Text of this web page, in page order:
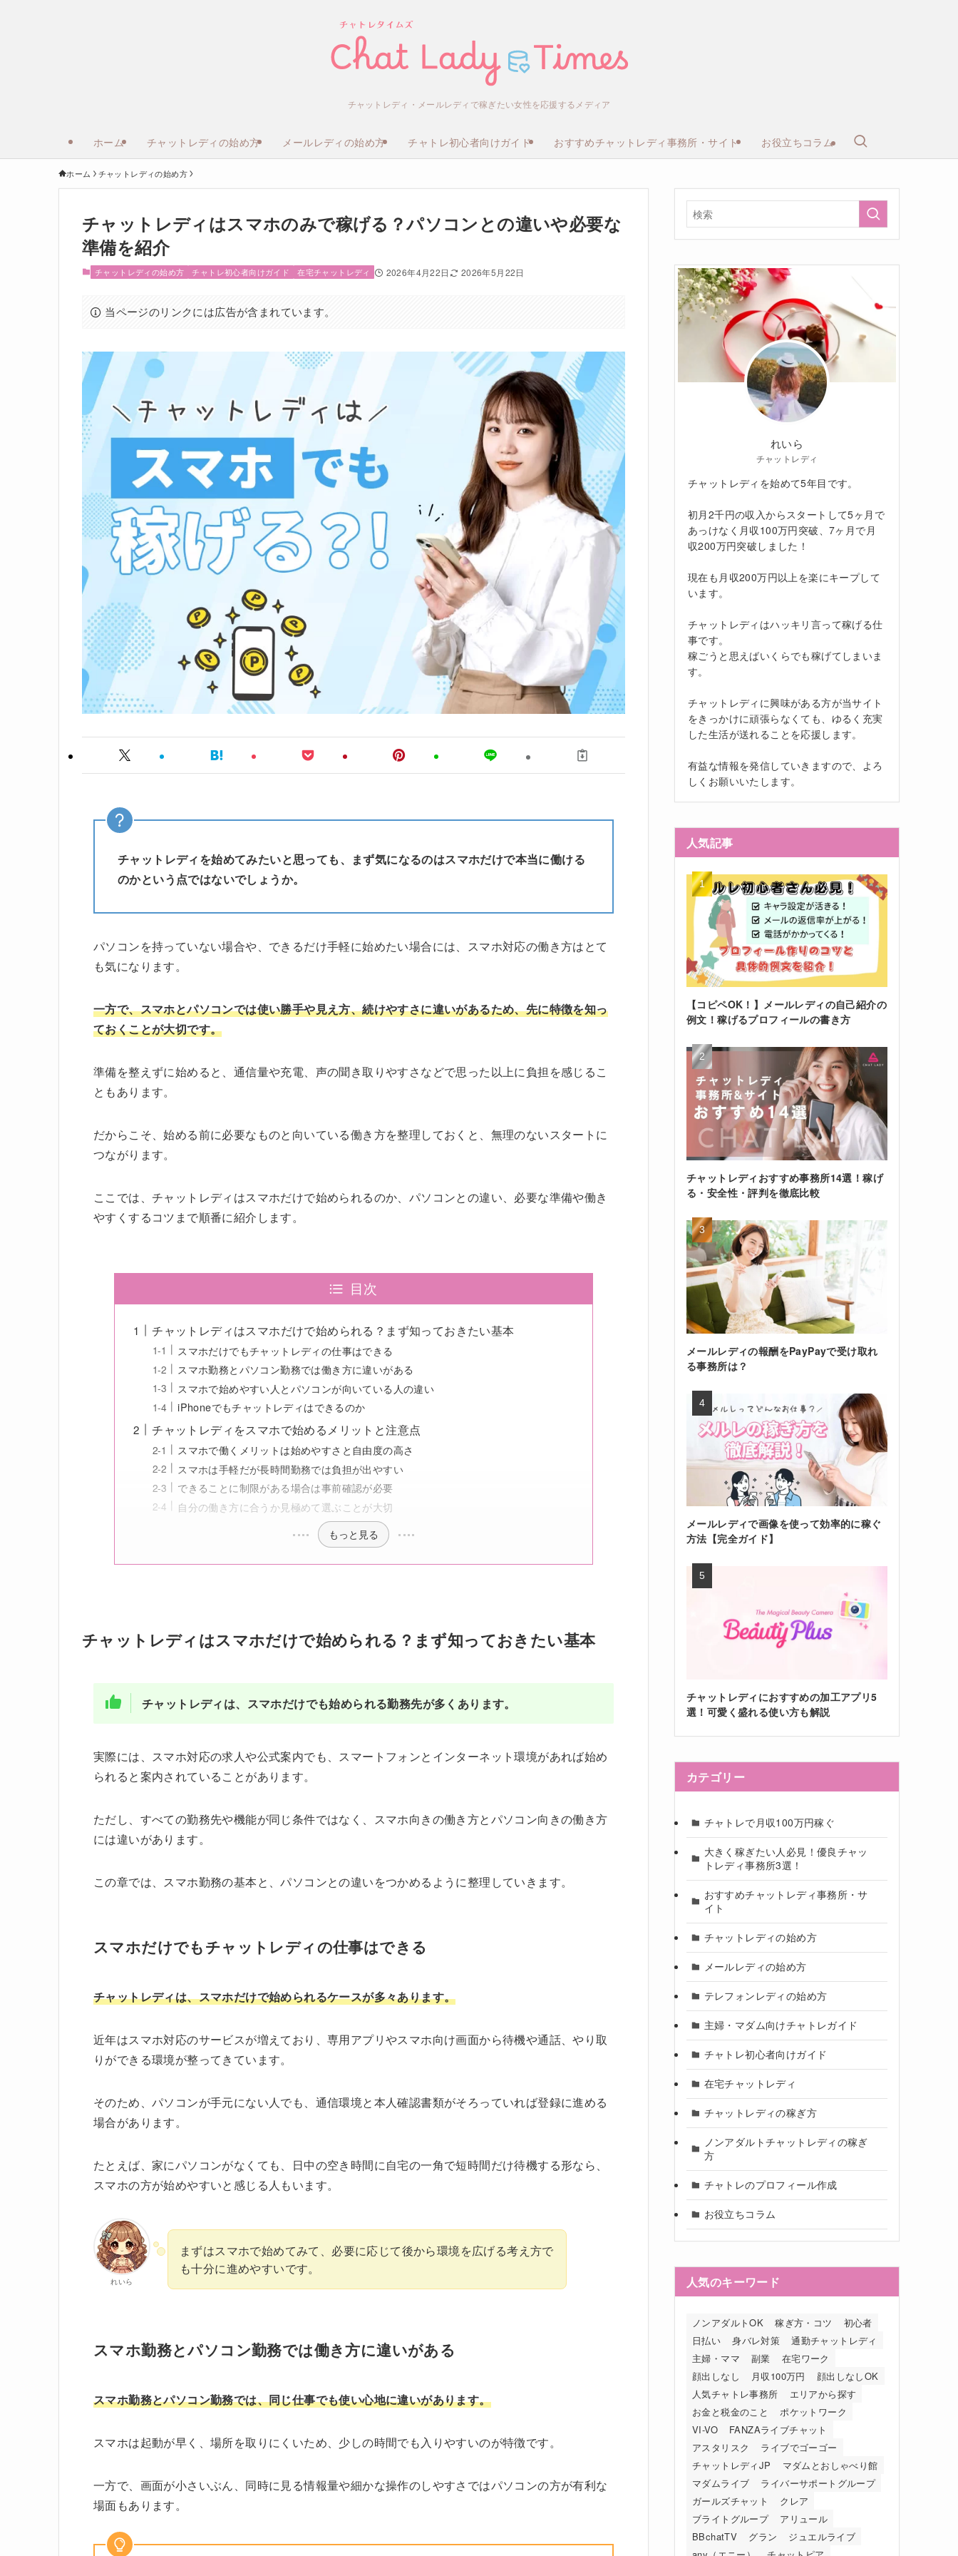
チャットレディ・メールレディで稼ぎたい女性を応援するメディア
ホーム チャットレディの始め方 メールレディの始め方 チャトレ初心者向けガイド おすすめチャットレディ事務所・サイト お役立ちコラム
ホーム チャットレディの始め方
チャットレディはスマホのみで稼げる？パソコンとの違いや必要な
準備を紹介
チャットレディの始め方 チャトレ初心者向けガイド 在宅チャットレディ 2026年4月22日 2026年5月22日
当ページのリンクには広告が含まれています。
チャットレディを始めてみたいと思っても、まず気になるのはスマホだけで本当に働ける
のかという点ではないでしょうか。
パソコンを持っていない場合や、できるだけ手軽に始めたい場合には、スマホ対応の働き方はとて
も気になります。
一方で、スマホとパソコンでは使い勝手や見え方、続けやすさに違いがあるため、先に特徴を知っ
ておくことが大切です。
準備を整えずに始めると、通信量や充電、声の聞き取りやすさなどで思った以上に負担を感じるこ
ともあります。
だからこそ、始める前に必要なものと向いている働き方を整理しておくと、無理のないスタートに
つながります。
ここでは、チャットレディはスマホだけで始められるのか、パソコンとの違い、必要な準備や働き
やすくするコツまで順番に紹介します。
目次
チャットレディはスマホだけで始められる？まず知っておきたい基本
スマホだけでもチャットレディの仕事はできる
スマホ勤務とパソコン勤務では働き方に違いがある
スマホで始めやすい人とパソコンが向いている人の違い
iPhoneでもチャットレディはできるのか
チャットレディをスマホで始めるメリットと注意点
スマホで働くメリットは始めやすさと自由度の高さ
スマホは手軽だが長時間勤務では負担が出やすい
できることに制限がある場合は事前確認が必要
自分の働き方に合うか見極めて選ぶことが大切
もっと見る
チャットレディはスマホだけで始められる？まず知っておきたい基本
チャットレディは、スマホだけでも始められる勤務先が多くあります。
実際には、スマホ対応の求人や公式案内でも、スマートフォンとインターネット環境があれば始め
られると案内されていることがあります。
ただし、すべての勤務先や機能が同じ条件ではなく、スマホ向きの働き方とパソコン向きの働き方
には違いがあります。
この章では、スマホ勤務の基本と、パソコンとの違いをつかめるように整理していきます。
スマホだけでもチャットレディの仕事はできる
チャットレディは、スマホだけで始められるケースが多々あります。
近年はスマホ対応のサービスが増えており、専用アプリやスマホ向け画面から待機や通話、やり取
りができる環境が整ってきています。
そのため、パソコンが手元にない人でも、通信環境と本人確認書類がそろっていれば登録に進める
場合があります。
たとえば、家にパソコンがなくても、日中の空き時間に自宅の一角で短時間だけ待機する形なら、
スマホの方が始めやすいと感じる人もいます。
れいら
まずはスマホで始めてみて、必要に応じて後から環境を広げる考え方で
も十分に進めやすいです。
スマホ勤務とパソコン勤務では働き方に違いがある
スマホ勤務とパソコン勤務では、同じ仕事でも使い心地に違いがあります。
スマホは起動が早く、場所を取りにくいため、少しの時間でも入りやすいのが特徴です。
一方で、画面が小さいぶん、同時に見る情報量や細かな操作のしやすさではパソコンの方が有利な
場面もあります。
れいら
チャットレディ
チャットレディを始めて5年目です。
初月2千円の収入からスタートして5ヶ月で
あっけなく月収100万円突破、7ヶ月で月
収200万円突破しました！
現在も月収200万円以上を楽にキープして
います。
チャットレディはハッキリ言って稼げる仕
事です。
稼ごうと思えばいくらでも稼げてしまいま
す。
チャットレディに興味がある方が当サイト
をきっかけに頑張らなくても、ゆるく充実
した生活が送れることを応援します。
有益な情報を発信していきますので、よろ
しくお願いいたします。
人気記事
【コピペOK！】メールレディの自己紹介の
例文！稼げるプロフィールの書き方
チャットレディおすすめ事務所14選！稼げ
る・安全性・評判を徹底比較
メールレディの報酬をPayPayで受け取れ
る事務所は？
メールレディで画像を使って効率的に稼ぐ
方法【完全ガイド】
チャットレディにおすすめの加工アプリ5
選！可愛く盛れる使い方も解説
カテゴリー
チャトレで月収100万円稼ぐ
大きく稼ぎたい人必見！優良チャッ
トレディ事務所3選！
おすすめチャットレディ事務所・サ
イト
チャットレディの始め方
メールレディの始め方
テレフォンレディの始め方
主婦・マダム向けチャトレガイド
チャトレ初心者向けガイド
在宅チャットレディ
チャットレディの稼ぎ方
ノンアダルトチャットレディの稼ぎ
方
チャトレのプロフィール作成
お役立ちコラム
人気のキーワード
ノンアダルトOK 稼ぎ方・コツ
初心者
日払い
身バレ対策
通勤チャットレディ
主婦・ママ
副業
在宅ワーク
顔出しなし
月収100万円
顔出しなしOK
人気チャトレ事務所
エリアから探す
お金と税金のこと
ポケットワーク
VI-VO
FANZAライブチャット
アスタリスク
ライブでゴーゴー
チャットレディJP
マダムとおしゃべり館
マダムライブ
ライバーサポートグループ
ガールズチャット
クレア
ブライトグループ
アリュール
BBchatTV
グラン
ジュエルライブ